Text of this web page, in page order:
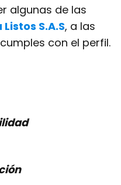
algunas de las
S.A.S, a las
con el perfil.